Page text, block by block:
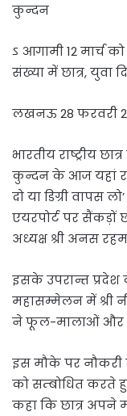
कुन्दन
ऽ आगामी 12 मार्च
संख्या में छात्र, युवा
लखनऊ 28 फरवरी
भारतीय राष्ट्रीय
कुन्दन के आज यहां
दो या डिग्री वापस
एयरपोर्ट पर
अध्यक्ष श्री अनस
इसके उपरान्त प्रदेश
महासम्मेलन में श्री
ने फूल-मालाओं और
इस मौके पर नौकरी
को सम्बोधित करते
कहा कि छात्र अपने